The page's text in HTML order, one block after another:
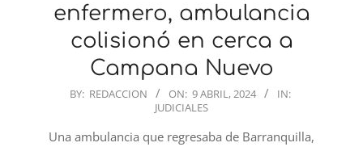
enfermero, ambulancia
colisionó en cerca a
Campana Nuevo
2024-
09
BY: REDACCION ON: 9 ABRIL, 2024
IN:
JUDICIALES
Una ambulancia que regresaba de Barranquilla,